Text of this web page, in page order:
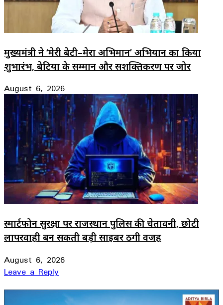
मुख्यमंत्री ने ‘मेरी बेटी–मेरा अभिमान’ अभियान का किया
शुभारंभ, बेटियों के सम्मान और सशक्तिकरण पर जोर
August 6, 2026
स्मार्टफोन सुरक्षा पर राजस्थान पुलिस की चेतावनी, छोटी
लापरवाही बन सकती बड़ी साइबर ठगी वजह
August 6, 2026
Leave a Reply